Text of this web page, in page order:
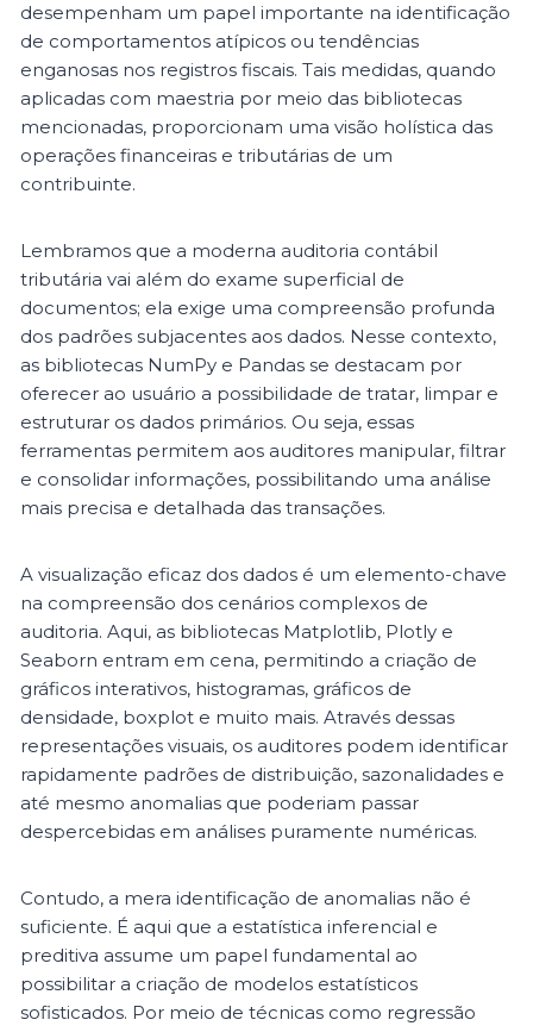
desempenham um papel importante na identificação
de comportamentos atípicos ou tendências
enganosas nos registros fiscais. Tais medidas, quando
aplicadas com maestria por meio das bibliotecas
mencionadas, proporcionam uma visão holística das
operações financeiras e tributárias de um
contribuinte.
Lembramos que a moderna auditoria contábil
tributária vai além do exame superficial de
documentos; ela exige uma compreensão profunda
dos padrões subjacentes aos dados. Nesse contexto,
as bibliotecas NumPy e Pandas se destacam por
oferecer ao usuário a possibilidade de tratar, limpar e
estruturar os dados primários. Ou seja, essas
ferramentas permitem aos auditores manipular, filtrar
e consolidar informações, possibilitando uma análise
mais precisa e detalhada das transações.
A visualização eficaz dos dados é um elemento-chave
na compreensão dos cenários complexos de
auditoria. Aqui, as bibliotecas Matplotlib, Plotly e
Seaborn entram em cena, permitindo a criação de
gráficos interativos, histogramas, gráficos de
densidade, boxplot e muito mais. Através dessas
representações visuais, os auditores podem identificar
rapidamente padrões de distribuição, sazonalidades e
até mesmo anomalias que poderiam passar
despercebidas em análises puramente numéricas.
Contudo, a mera identificação de anomalias não é
suficiente. É aqui que a estatística inferencial e
preditiva assume um papel fundamental ao
possibilitar a criação de modelos estatísticos
sofisticados. Por meio de técnicas como regressão